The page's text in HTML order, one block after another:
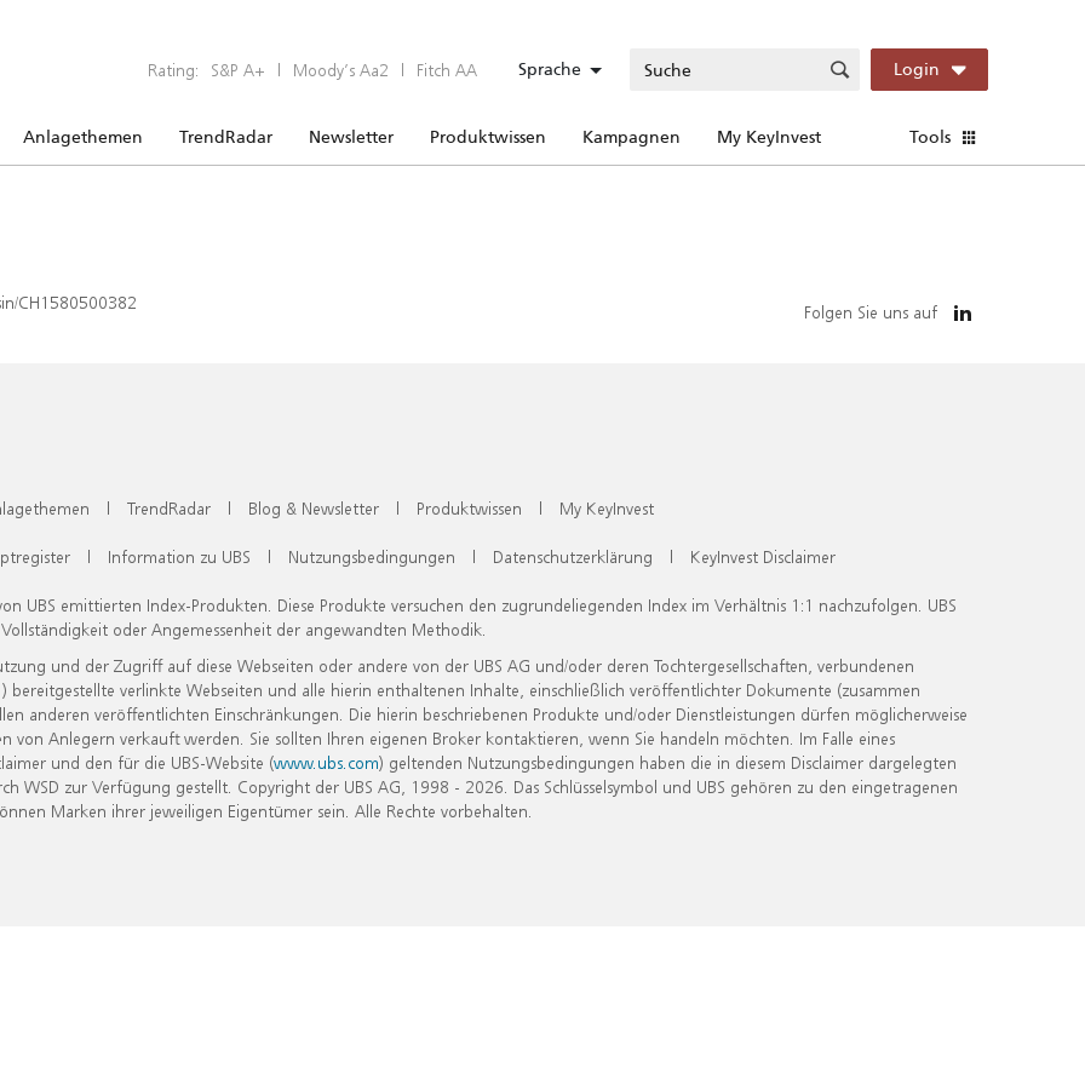
Rating: S&P A+ | Moody’s Aa2 | Fitch AA Sprache Login
Anlagethemen TrendRadar Newsletter Produktwissen Kampagnen My KeyInvest Tools
CH1580500382 Folgen Sie uns auf
| TrendRadar | Blog & Newsletter | Produktwissen | My KeyInvest
| Information zu UBS | Nutzungsbedingungen | Datenschutzerklärung | KeyInvest Disclaimer
UBS emittierten Index-Produkten. Diese Produkte versuchen den zugrundeliegenden Index im Verhältnis 1:1 nachzufolgen. UBS
oder Angemessenheit der angewandten Methodik.
und der Zugriff auf diese Webseiten oder andere von der UBS AG und/oder deren Tochtergesellschaften, verbundenen
verlinkte Webseiten und alle hierin enthaltenen Inhalte, einschließlich veröffentlichter Dokumente (zusammen
anderen veröffentlichten Einschränkungen. Die hierin beschriebenen Produkte und/oder Dienstleistungen dürfen möglicherweise
Anlegern verkauft werden. Sie sollten Ihren eigenen Broker kontaktieren, wenn Sie handeln möchten. Im Falle eines
und den für die UBS-Website (www.ubs.com) geltenden Nutzungsbedingungen haben die in diesem Disclaimer dargelegten
zur Verfügung gestellt. Copyright der UBS AG, 1998 - 2026. Das Schlüsselsymbol und UBS gehören zu den eingetragenen
Marken ihrer jeweiligen Eigentümer sein. Alle Rechte vorbehalten.